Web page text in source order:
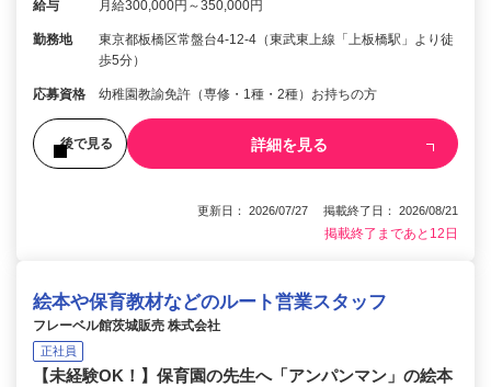
給与 月給300,000円～350,000円
勤務地
東京都板橋区常盤台4-12-4（東武東上線「上板橋駅」より徒
歩5分）
応募資格 幼稚園教諭免許（専修・1種・2種）お持ちの方
後で見る 詳細を見る
更新日： 2026/07/27 掲載終了日： 2026/08/21
掲載終了まであと12日
絵本や保育教材などのルート営業スタッフ
フレーベル館茨城販売 株式会社
正社員
【未経験OK！】保育園の先生へ「アンパンマン」の絵本